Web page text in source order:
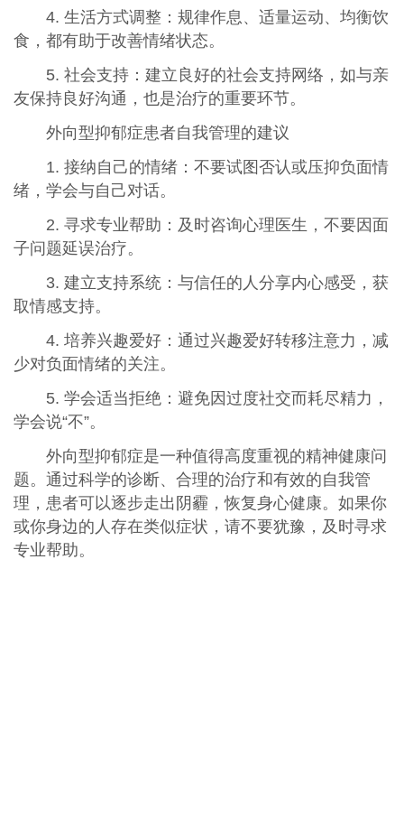
4. 生活方式调整：规律作息、适量运动、均衡饮
食，都有助于改善情绪状态。
5. 社会支持：建立良好的社会支持网络，如与亲
友保持良好沟通，也是治疗的重要环节。
外向型抑郁症患者自我管理的建议
1. 接纳自己的情绪：不要试图否认或压抑负面情
绪，学会与自己对话。
2. 寻求专业帮助：及时咨询心理医生，不要因面
子问题延误治疗。
3. 建立支持系统：与信任的人分享内心感受，获
取情感支持。
4. 培养兴趣爱好：通过兴趣爱好转移注意力，减
少对负面情绪的关注。
5. 学会适当拒绝：避免因过度社交而耗尽精力，
学会说“不”。
外向型抑郁症是一种值得高度重视的精神健康问
题。通过科学的诊断、合理的治疗和有效的自我管
理，患者可以逐步走出阴霾，恢复身心健康。如果你
或你身边的人存在类似症状，请不要犹豫，及时寻求
专业帮助。